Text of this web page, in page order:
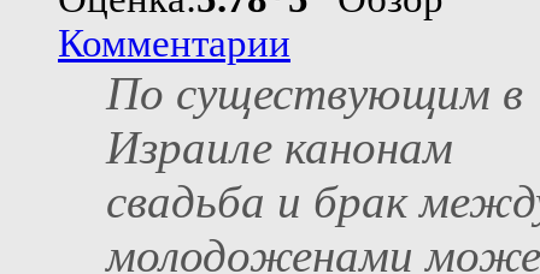
Комментарии
По существующим в
Израиле канонам
свадьба и брак
молодоженами